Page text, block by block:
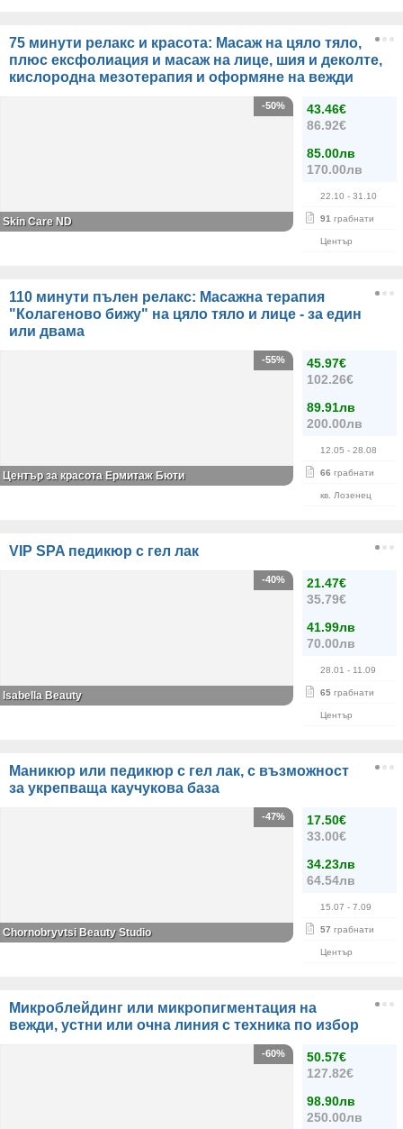
75 минути релакс и красота: Масаж на цяло тяло,
плюс ексфолиация и масаж на лице, шия и деколте,
кислородна мезотерапия и оформяне на вежди
43.46€
86.92€
85.00лв
170.00лв
22.10 - 31.10
91 грабнати
Център
-50%
Skin Care ND
110 минути пълен релакс: Масажна терапия
"Колагеново бижу" на цяло тяло и лице - за един
или двама
45.97€
102.26€
89.91лв
200.00лв
12.05 - 28.08
66 грабнати
кв. Лозенец
-55%
Център за красота Ермитаж Бюти
VIP SPA педикюр с гел лак
21.47€
35.79€
41.99лв
70.00лв
28.01 - 11.09
65 грабнати
Център
-40%
Isabella Beauty
Маникюр или педикюр с гел лак, с възможност
за укрепваща каучукова база
17.50€
33.00€
34.23лв
64.54лв
15.07 - 7.09
57 грабнати
Център
-47%
Chornobryvtsi Beauty Studio
Микроблейдинг или микропигментация на
вежди, устни или очна линия с техника по избор
50.57€
127.82€
98.90лв
250.00лв
-60%